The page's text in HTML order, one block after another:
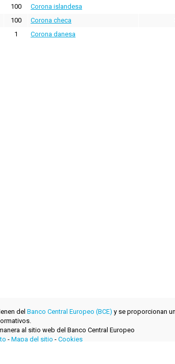
100 Corona islandesa
100 Corona checa
1 Corona danesa
del Banco Central Europeo (BCE) y se proporcionan
al sitio web del Banco Central Europeo
- Mapa del sitio - Cookies